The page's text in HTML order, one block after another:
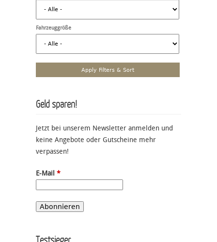
Fahrzeuggröße
Geld sparen!
Jetzt bei unserem Newsletter anmelden und
keine Angebote oder Gutscheine mehr
verpassen!
E-Mail *
Testsieger